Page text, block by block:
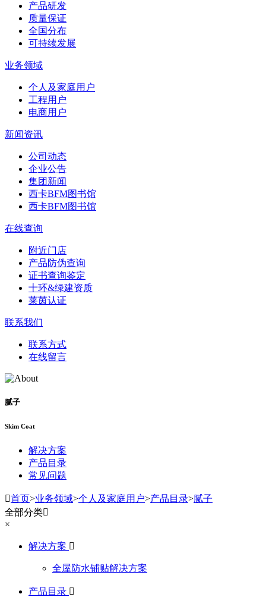
产品研发
质量保证
全国分布
可持续发展
业务领域
个人及家庭用户
工程用户
电商用户
新闻资讯
公司动态
企业公告
集团新闻
西卡BFM图书馆
西卡BFM图书馆
在线查询
附近门店
产品防伪查询
证书查询鉴定
十环&绿建资质
莱茵认证
联系我们
联系方式
在线留言
腻子
Skim Coat
解决方案
产品目录
常见问题
首页>业务领域>个人及家庭用户>产品目录>腻子
全部分类
×
解决方案 
全屋防水铺贴解决方案
产品目录 